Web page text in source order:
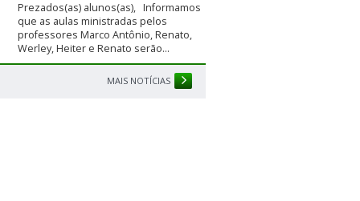
Prezados(as) alunos(as), Informamos
que as aulas ministradas pelos
professores Marco Antônio, Renato,
Werley, Heiter e Renato serão...
MAIS NOTÍCIAS